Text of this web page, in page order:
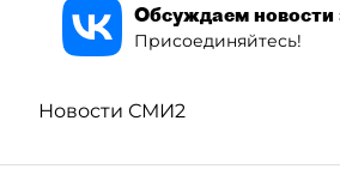
Обсуждаем новости
Присоединяйтесь!
Новости СМИ2